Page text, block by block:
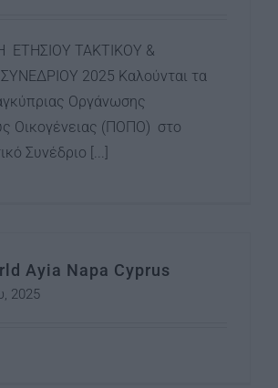
ΤΑΚΤΙΚΟΥ &
2025 Καλούνται τα
Οργάνωσης
Οικογένειας (ΠΟΠΟ) στο
Συνέδριο [...]
Ayia Napa Cyprus
2025